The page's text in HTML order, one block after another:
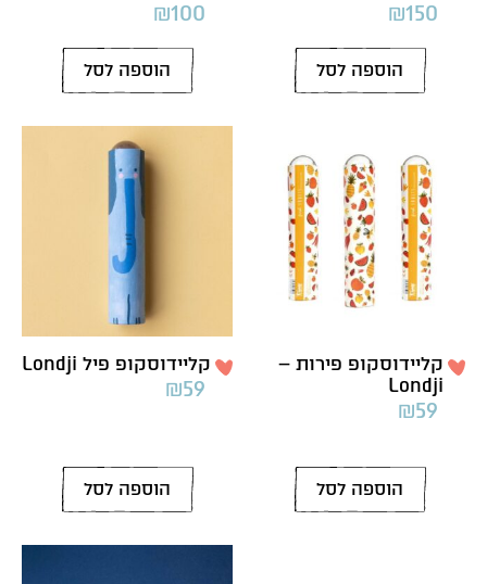
₪150
הוספה לסל
₪100
הוספה לסל
קליידוסקופ פירות –
Londji
₪59
הוספה לסל
קליידוסקופ פיל Londji
₪59
הוספה לסל